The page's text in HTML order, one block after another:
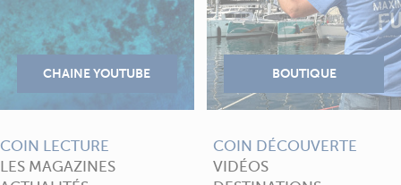
COIN LECTURE
LES MAGAZINES
COIN DÉCOUVERTE
VIDÉOS